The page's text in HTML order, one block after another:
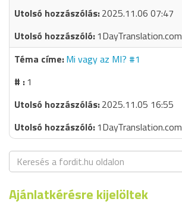
2025.11.06 07:47
1DayTranslation.com
Mi vagy az MI? #1
1
2025.11.05 16:55
1DayTranslation.com
Ajánlatkérésre kijelöltek